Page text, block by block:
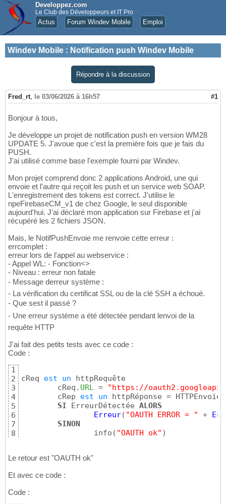
Developpez.com
Le Club des Développeurs et IT Pro
Actus Forum Windev Mobile Emploi
Windev Mobile : Notification push Windev Mobile
Répondre à la discussion
Fred_rt, le 03/06/2026 à 16h57 #1
Bonjour à tous,
Je développe un projet de notification push en version WM28
UPDATE 5. J'avoue que c'est la première fois que je fais du
PUSH.
J'ai utilisé comme base l'exemple fourni par Windev.
Mon projet comprend donc 2 applications Android, une qui
envoie et l'autre qui reçoit les push et un service web SOAP.
L'enregistrement des tokens est correct. J'utilise le
npeFirebaseCM_v1 de chez Google, le seul disponible
aujourd'hui. J'ai déclaré mon application sur Firebase et j'ai
récupéré les 2 fichiers JSON.
Mais, le NotifPushEnvoie me renvoie cette erreur :
errcomplet :
erreur lors de l'appel au webservice :
- Appel WL: - Fonction<>
- Niveau : erreur non fatale
- Message derreur système :
- La vérification du certificat SSL ou de la clé SSH a échoué.
- Que sest il passé ?
- Une erreur système a été détectée pendant lenvoi de la
requête HTTP
J'ai fait des petits tests avec ce code :
Code :
1
2
3
4
5
6
7
8
cReq est un httpRequête
	cReq.
URL =
"https://
	cRep
est un httpRéponse = HTTPEnvoie
SI ErreurDétectée ALORS
Erreur( "OAUTH ERROR = " +
SINON
        	info
( "OAUTH ok" )
Le retour est "OAUTH ok"
Et avec ce code :
Code :